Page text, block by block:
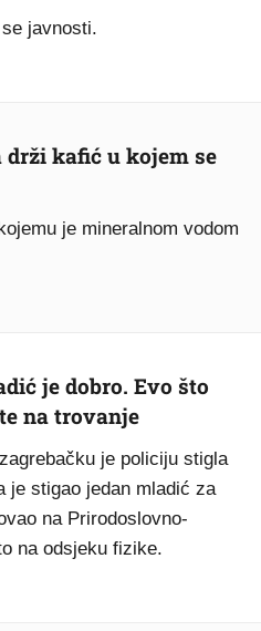
javnosti.
kafić u kojem se
je mineralnom vodom
je dobro. Evo što
na trovanje
je policiju stigla
je stigao jedan mladić za
na Prirodoslovno-
na odsjeku fizike.